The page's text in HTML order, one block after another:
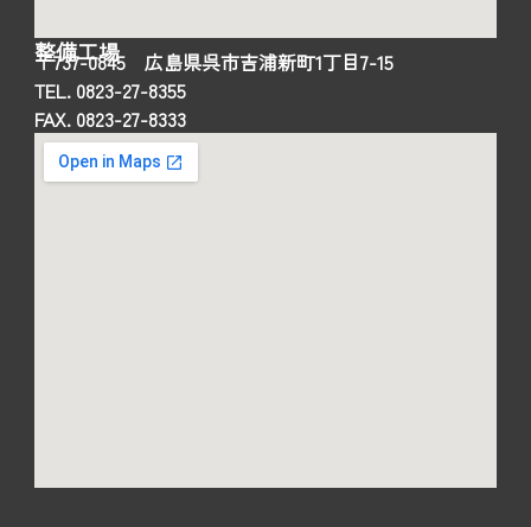
整備工場
〒737-0845 広島県呉市吉浦新町1丁目7-15
TEL. 0823-27-8355
FAX. 0823-27-8333